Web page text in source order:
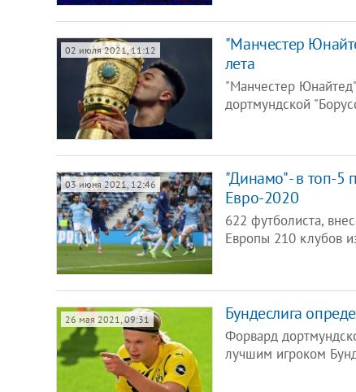
02 июля 2021, 11:12
"Манчестер
лета
"Манчестер
дортмундской
03 июня 2021, 12:46
"Динамо" - в топ-5
Евро-2020
622 футболиста,
Европы 210 клубов
26 мая 2021, 09:31 Бундеслига
Форвард
лучшим игроком